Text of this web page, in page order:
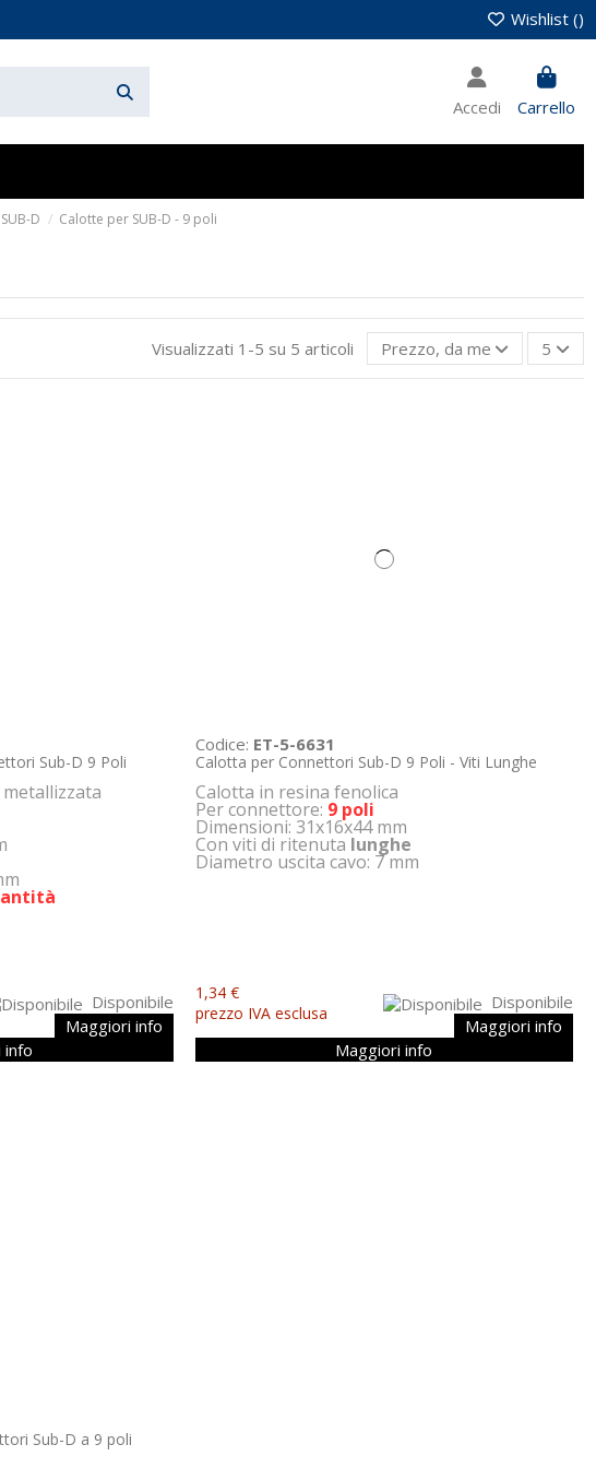
Wishlist ()
Accedi Carrello
D Calotte per SUB-D - 9 poli
Visualizzati 1-5 su 5 articoli Prezzo, da meno caro a più
5
Sub-D 9 Poli
Disponibile
Maggiori info
info
Codice: ET-5-6631
Calotta per Connettori Sub-D 9 Poli - Viti Lunghe
Calotta in resina fenolica
Per connettore: 9 poli
Dimensioni: 31x16x44 mm
Con viti di ritenuta lunghe
Diametro uscita cavo: 7 mm
1,34 €
prezzo IVA esclusa
Disponibile
Maggiori info
Maggiori info
Sub-D a 9 poli